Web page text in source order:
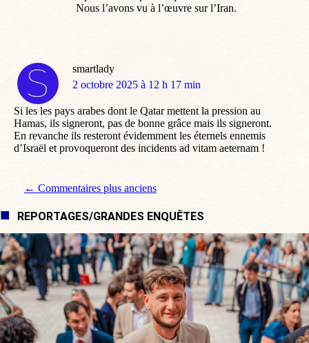
Nous l’avons vu à l’œuvre sur l’Iran.
smartlady
dit
2 octobre 2025 à 12 h 17 min
Si les les pays arabes dont le Qatar mettent la pression au
Hamas, ils signeront, pas de bonne grâce mais ils signeront.
En revanche ils resteront évidemment les éternels ennemis
d’Israël et provoqueront des incidents ad vitam aeternam !
Navigation de commentaire
← Commentaires plus anciens
REPORTAGES/GRANDES ENQUÊTES